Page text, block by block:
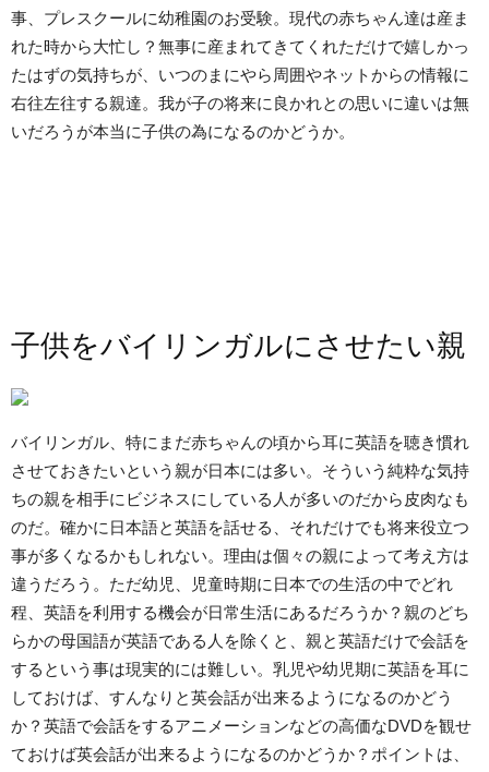
事、プレスクールに幼稚園のお受験。現代の赤ちゃん達は産ま
れた時から大忙し？無事に産まれてきてくれただけで嬉しかっ
たはずの気持ちが、いつのまにやら周囲やネットからの情報に
右往左往する親達。我が子の将来に良かれとの思いに違いは無
いだろうが本当に子供の為になるのかどうか。
子供をバイリンガルにさせたい親
バイリンガル、特にまだ赤ちゃんの頃から耳に英語を聴き慣れ
させておきたいという親が日本には多い。そういう純粋な気持
ちの親を相手にビジネスにしている人が多いのだから皮肉なも
のだ。確かに日本語と英語を話せる、それだけでも将来役立つ
事が多くなるかもしれない。理由は個々の親によって考え方は
違うだろう。ただ幼児、児童時期に日本での生活の中でどれ
程、英語を利用する機会が日常生活にあるだろうか？親のどち
らかの母国語が英語である人を除くと、親と英語だけで会話を
するという事は現実的には難しい。乳児や幼児期に英語を耳に
しておけば、すんなりと英会話が出来るようになるのかどう
か？英語で会話をするアニメーションなどの高価なDVDを観せ
ておけば英会話が出来るようになるのかどうか？ポイントは、